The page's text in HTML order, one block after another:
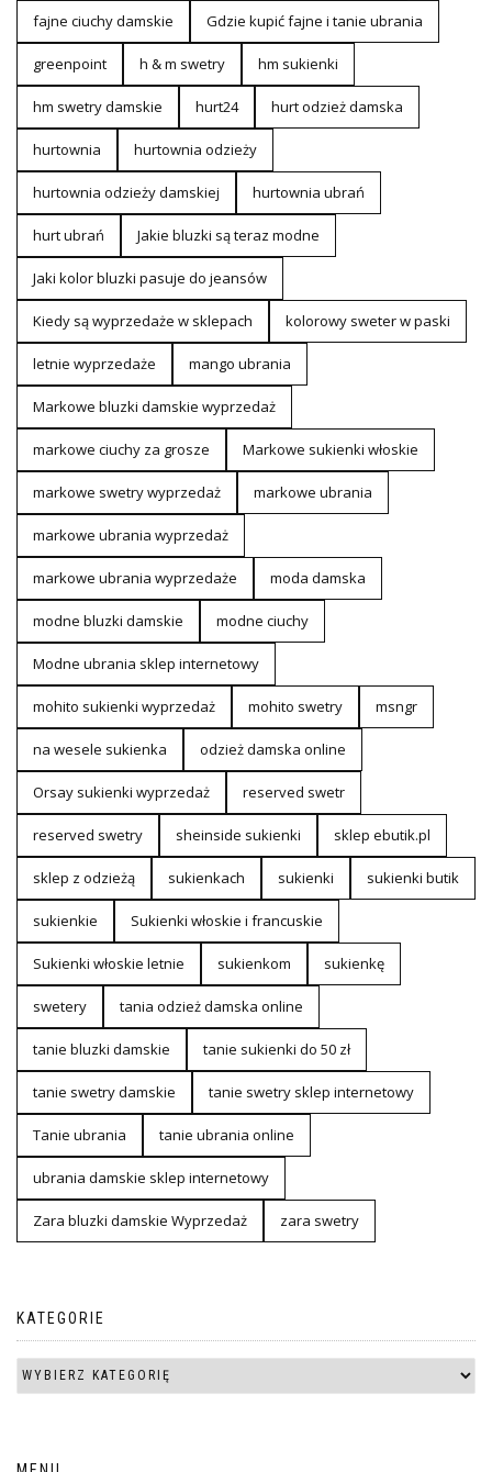
fajne ciuchy damskie Gdzie kupić fajne i tanie ubrania
greenpoint h & m swetry hm sukienki
hm swetry damskie hurt24 hurt odzież damska
hurtownia hurtownia odzieży
hurtownia odzieży damskiej hurtownia ubrań
hurt ubrań Jakie bluzki są teraz modne
Jaki kolor bluzki pasuje do jeansów
Kiedy są wyprzedaże w sklepach kolorowy sweter w paski
letnie wyprzedaże mango ubrania
Markowe bluzki damskie wyprzedaż
markowe ciuchy za grosze Markowe sukienki włoskie
markowe swetry wyprzedaż markowe ubrania
markowe ubrania wyprzedaż
markowe ubrania wyprzedaże moda damska
modne bluzki damskie modne ciuchy
Modne ubrania sklep internetowy
mohito sukienki wyprzedaż mohito swetry msngr
na wesele sukienka odzież damska online
Orsay sukienki wyprzedaż reserved swetr
reserved swetry sheinside sukienki sklep ebutik.pl
sklep z odzieżą sukienkach sukienki sukienki butik
sukienkie Sukienki włoskie i francuskie
Sukienki włoskie letnie sukienkom sukienkę
swetery tania odzież damska online
tanie bluzki damskie tanie sukienki do 50 zł
tanie swetry damskie tanie swetry sklep internetowy
Tanie ubrania tanie ubrania online
ubrania damskie sklep internetowy
Zara bluzki damskie Wyprzedaż zara swetry
KATEGORIE